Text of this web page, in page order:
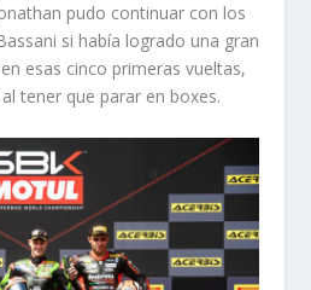
pudo continuar con los
si había logrado una gran
esas cinco primeras vueltas,
tener que parar en boxes.